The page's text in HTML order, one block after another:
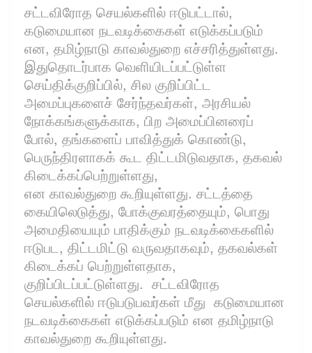
சட்டவிரோத செயல்களில் ஈடுபட்டால்,
கடுமையான நடவடிக்கைகள் எடுக்கப்படும்
என, தமிழ்நாடு காவல்துறை எச்சரித்துள்ளது.
இதுதொடர்பாக வெளியிடப்பட்டுள்ள
செய்திக்குறிப்பில், சில குறிப்பிட்ட
அமைப்புகளைச் சேர்ந்தவர்கள், அரசியல்
நோக்கங்களுக்காக, பிற அமைப்பினரைப்
போல், தங்களைப் பாவித்துக் கொண்டு,
பெருந்திரளாகக் கூட திட்டமிடுவதாக, தகவல்
கிடைக்கப்பெற்றுள்ளது,
என காவல்துறை கூறியுள்ளது. சட்டத்தை
கையிலெடுத்து, போக்குவரத்தையும், பொது
அமைதியையும் பாதிக்கும் நடவடிக்கைகளில்
ஈடுபட, திட்டமிட்டு வருவதாகவும், தகவல்கள்
கிடைக்கப் பெற்றுள்ளதாக,
குறிப்பிடப்பட்டுள்ளது. சட்டவிரோத
செயல்களில் ஈடுபடுபவர்கள் மீது கடுமையான
நடவடிக்கைகள் எடுக்கப்படும் என தமிழ்நாடு
காவல்துறை கூறியுள்ளது.